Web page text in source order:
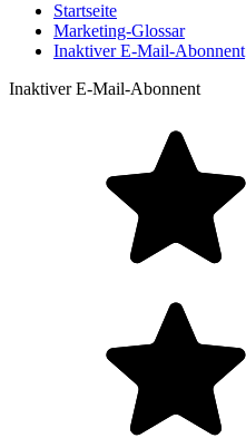
Startseite
Marketing-Glossar
Inaktiver E-Mail-Abonnent
Inaktiver E-Mail-Abonnent